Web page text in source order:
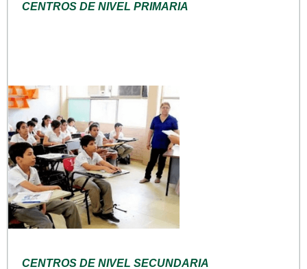
CENTROS DE NIVEL PRIMARIA
CENTROS DE NIVEL SECUNDARIA